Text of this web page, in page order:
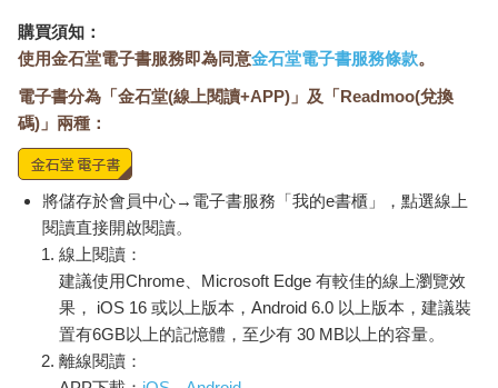
「為什麼會想要來南極呢？」這是南極遊客最愛的寒暄話題。
「從小到大我就對南極有很大的憧憬。能夠來到這裡簡直是美夢
成真！」大多數人都這麼回答，但老實說，我們真正的理由絕對
會讓話題冷場：當初只是想說好不容易來到南美洲，假如能買到
特價船票就來吧！一開始York還極力反對，「你真的要花我們全
年費用的五分之一，來看些冰山跟企鵝？要看企鵝，澳洲就有
了。」「你想想我們世界六大洲都去過了，南極是最後一洲，如
果這次不去以後也不會去的！」為了這平淡的理由，我們正坐在
前往南極的破冰船上。
■全世界最危險的航道──德雷克海峽
很多人對前往南極感到恐懼，主因就是需要通過全世界最險峻的
德雷克海峽。此海峽從南美洲到南極端只有八百多公里，是地球
購買須知：
使用金石堂電子書服務即為同意金石堂電子書服務條款。
電子書分為「金石堂(線上閱讀+APP)」及「Readmoo(兌換
碼)」兩種：
將儲存於會員中心→電子書服務「我的e書櫃」，點選線上
閱讀直接開啟閱讀。
線上閱讀：
建議使用Chrome、Microsoft Edge 有較佳的線上瀏覽效
果， iOS 16 或以上版本，Android 6.0 以上版本，建議裝
置有6GB以上的記憶體，至少有 30 MB以上的容量。
離線閱讀：